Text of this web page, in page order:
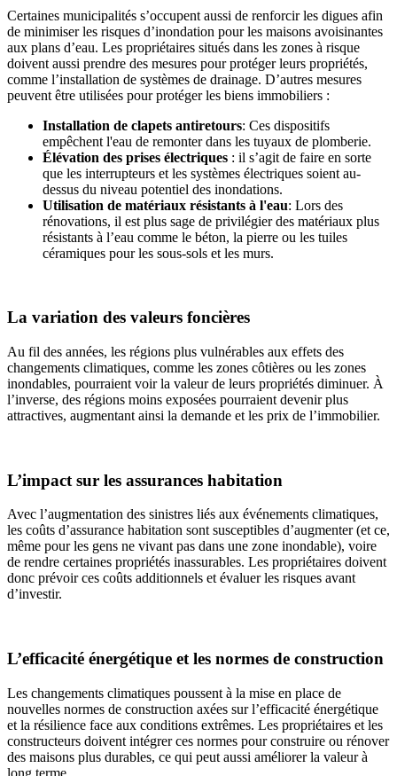
Certaines municipalités s’occupent aussi de renforcir les digues afin
de minimiser les risques d’inondation pour les maisons avoisinantes
aux plans d’eau. Les propriétaires situés dans les zones à risque
doivent aussi prendre des mesures pour protéger leurs propriétés,
comme l’installation de systèmes de drainage. D’autres mesures
peuvent être utilisées pour protéger les biens immobiliers :
Installation de clapets antiretours: Ces dispositifs
empêchent l'eau de remonter dans les tuyaux de plomberie.
Élévation des prises électriques : il s’agit de faire en sorte
que les interrupteurs et les systèmes électriques soient au-
dessus du niveau potentiel des inondations.
Utilisation de matériaux résistants à l'eau: Lors des
rénovations, il est plus sage de privilégier des matériaux plus
résistants à l’eau comme le béton, la pierre ou les tuiles
céramiques pour les sous-sols et les murs.
La variation des valeurs foncières
Au fil des années, les régions plus vulnérables aux effets des
changements climatiques, comme les zones côtières ou les zones
inondables, pourraient voir la valeur de leurs propriétés diminuer. À
l’inverse, des régions moins exposées pourraient devenir plus
attractives, augmentant ainsi la demande et les prix de l’immobilier.
L’impact sur les assurances habitation
Avec l’augmentation des sinistres liés aux événements climatiques,
les coûts d’assurance habitation sont susceptibles d’augmenter (et ce,
même pour les gens ne vivant pas dans une zone inondable), voire
de rendre certaines propriétés inassurables. Les propriétaires doivent
donc prévoir ces coûts additionnels et évaluer les risques avant
d’investir.
L’efficacité énergétique et les normes de construction
Les changements climatiques poussent à la mise en place de
nouvelles normes de construction axées sur l’efficacité énergétique
et la résilience face aux conditions extrêmes. Les propriétaires et les
constructeurs doivent intégrer ces normes pour construire ou rénover
des maisons plus durables, ce qui peut aussi améliorer la valeur à
long terme.